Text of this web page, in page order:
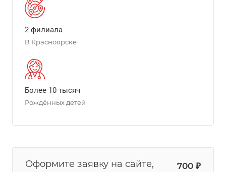
2 филиала
В Красноярске
Более 10 тысяч
Рождённых детей
Оформите заявку на сайте,
700 ₽